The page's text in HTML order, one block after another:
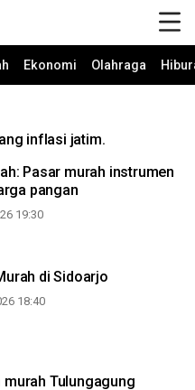
Ekonomi Olahraga
inflasi jatim.
Pasar murah instrumen
pangan
19:30
di Sidoarjo
18:40
murah Tulungagung